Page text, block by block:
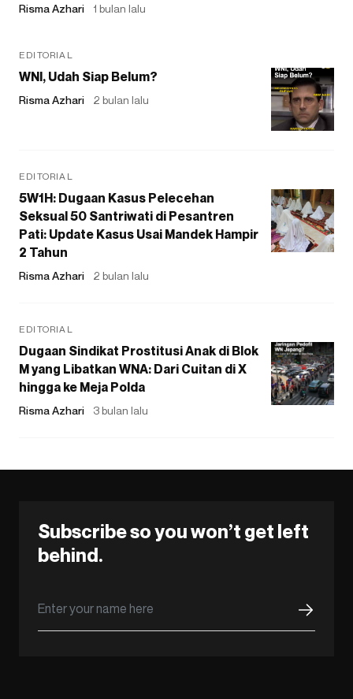
Risma Azhari 1 bulan lalu
EDITORIAL
WNI, Udah Siap Belum?
Risma Azhari 2 bulan lalu
EDITORIAL
5W1H: Dugaan Kasus Pelecehan
Seksual 50 Santriwati di Pesantren
Pati: Update Kasus Usai Mandek Hampir
2 Tahun
Risma Azhari 2 bulan lalu
EDITORIAL
Dugaan Sindikat Prostitusi Anak di Blok
M yang Libatkan WNA: Dari Cuitan di X
hingga ke Meja Polda
Risma Azhari 3 bulan lalu
Subscribe so you won’t get left
behind.